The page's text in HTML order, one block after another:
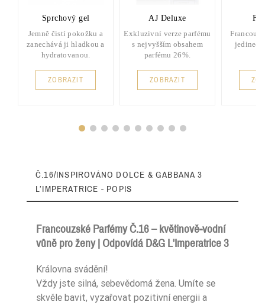
Sprchový gel
Jemně čistí pokožku a
zanechává ji hladkou a
hydratovanou.
ZOBRAZIT
AJ Deluxe
Exkluzivní verze parfému
s nejvyšším obsahem
parfému 26%.
ZOBRAZIT
FP
Č.16/INSPIROVÁNO DOLCE & GABBANA 3
L’IMPERATRICE - POPIS
Francouzské Parfémy Č.16 – květinově-vodní
vůně pro ženy | Odpovídá D&G L'Imperatrice 3
Královna svádění!
Vždy jste silná, sebevědomá žena. Umíte se
skvěle bavit, vyzařovat pozitivní energii a
Typ Zapachu
Typ Zapachu Sportowe